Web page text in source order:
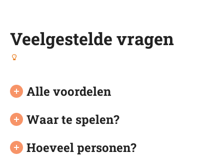
Veelgestelde vragen
Alle voordelen
Waar te spelen?
Hoeveel personen?